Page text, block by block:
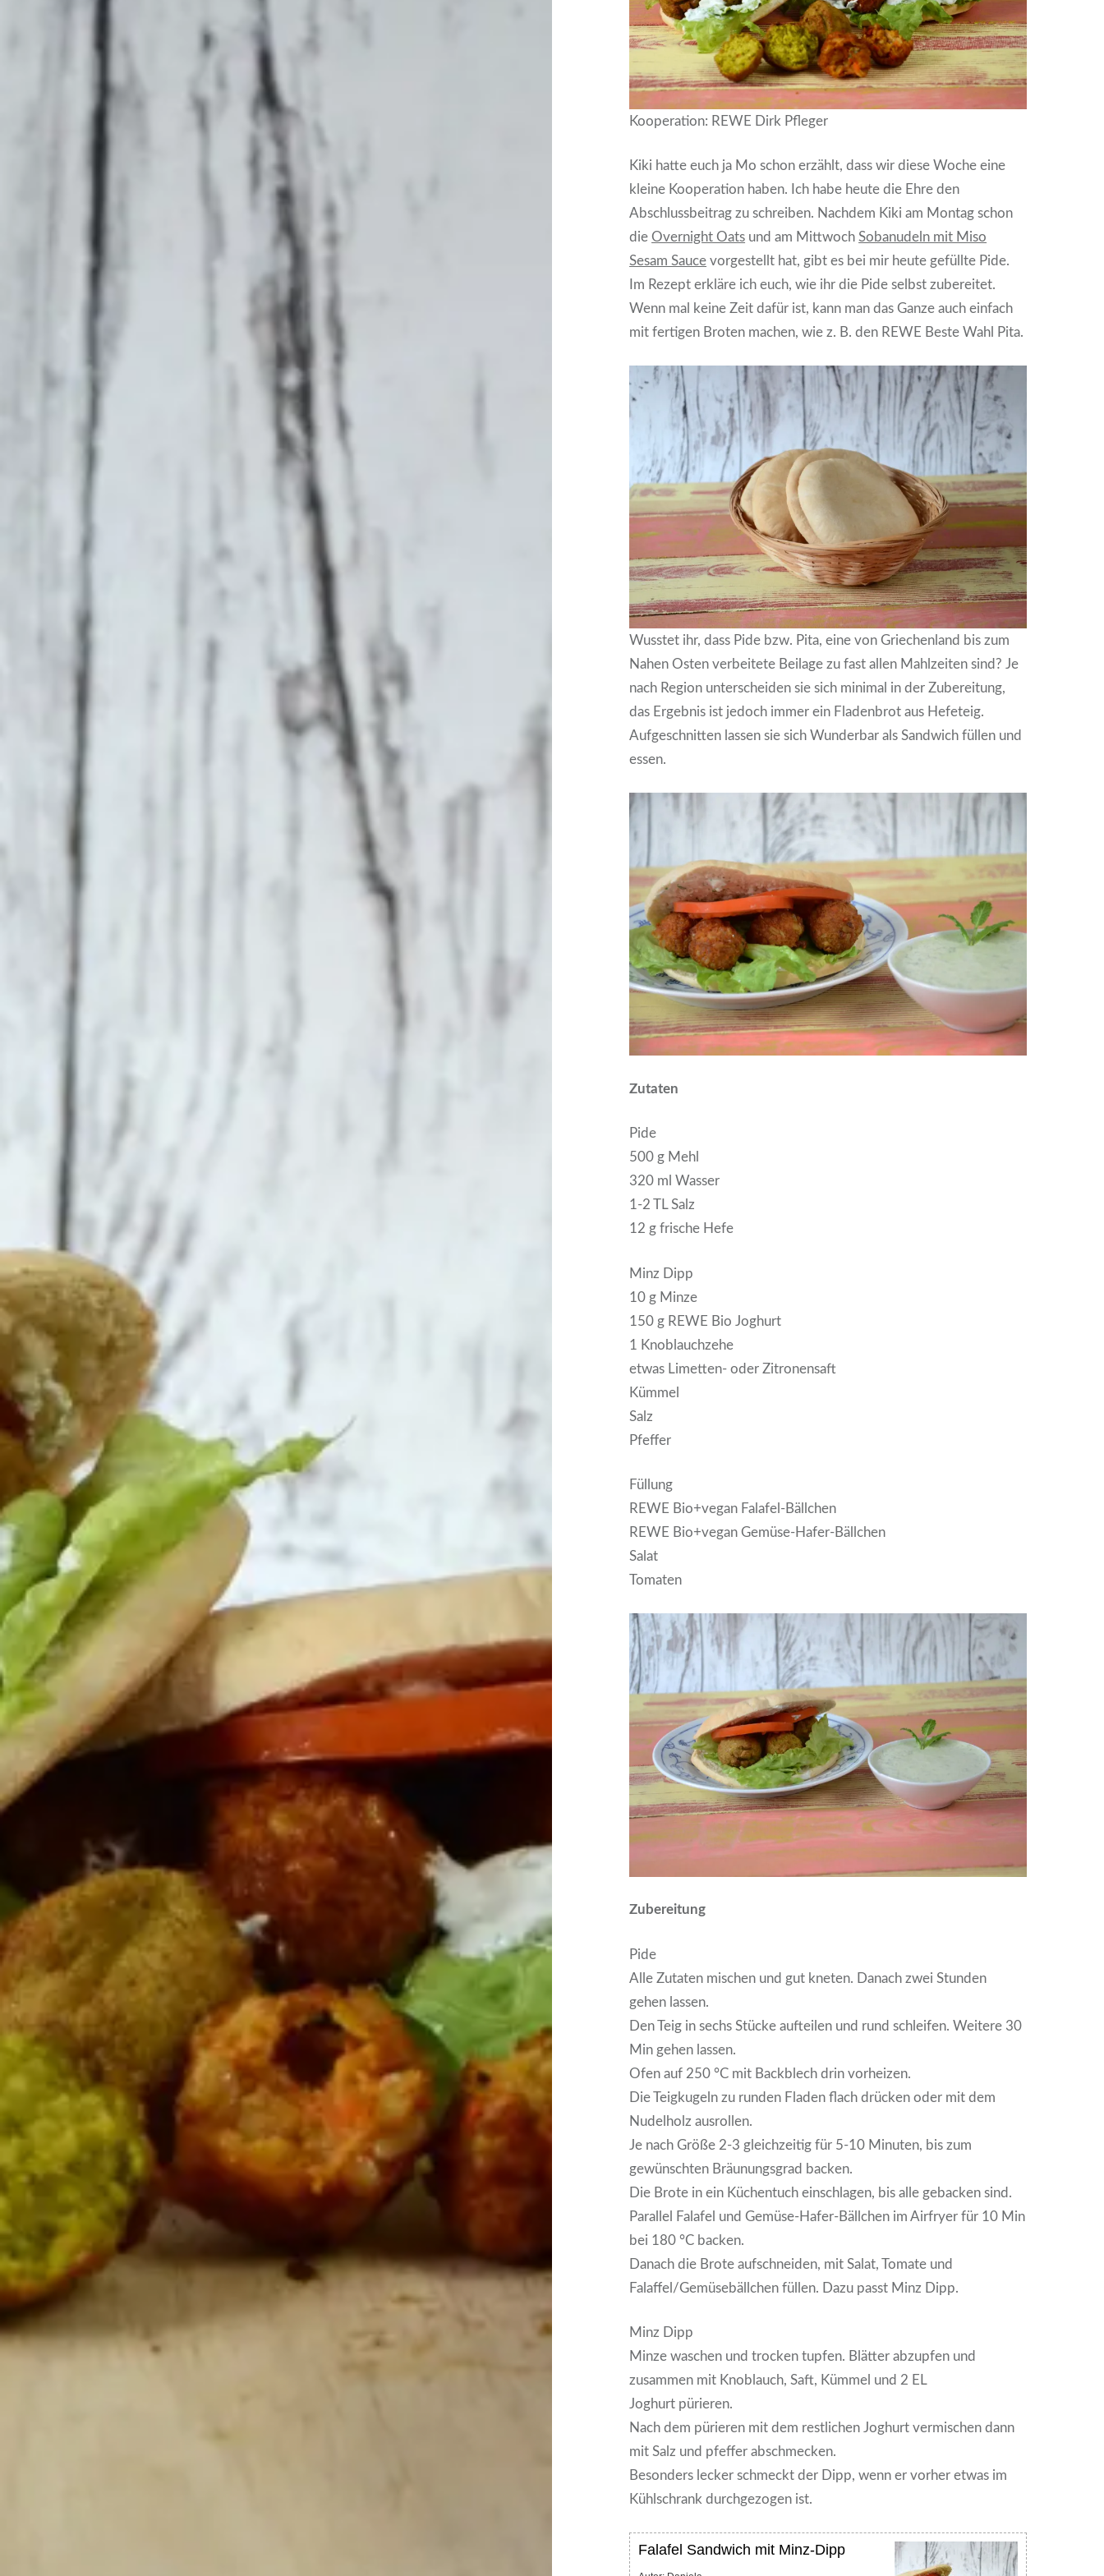
Kooperation: REWE Dirk Pfleger
Kiki hatte euch ja Mo schon erzählt, dass wir diese Woche eine
kleine Kooperation haben. Ich habe heute die Ehre den
Abschlussbeitrag zu schreiben. Nachdem Kiki am Montag schon
dieOvernight Oats und am MittwochSobanudeln mit Miso
Sesam Sauce vorgestellt hat, gibt es bei mir heute gefüllte Pide.
Im Rezept erkläre ich euch, wie ihr die Pide selbst zubereitet.
Wenn mal keine Zeit dafür ist, kann man das Ganze auch einfach
mit fertigen Broten machen, wie z. B. den REWE Beste Wahl Pita.
Wusstet ihr, dass Pide bzw. Pita, eine von Griechenland bis zum
Nahen Osten verbeitete Beilage zu fast allen Mahlzeiten sind? Je
nach Region unterscheiden sie sich minimal in der Zubereitung,
das Ergebnis ist jedoch immer ein Fladenbrot aus Hefeteig.
Aufgeschnitten lassen sie sich Wunderbar als Sandwich füllen und
essen.
Zutaten
Pide
500 g Mehl
320 ml Wasser
1-2 TL Salz
12 g frische Hefe
Minz Dipp
10 g Minze
150 g REWE Bio Joghurt
1 Knoblauchzehe
etwas Limetten- oder Zitronensaft
Kümmel
Salz
Pfeffer
Füllung
REWE Bio+vegan Falafel-Bällchen
REWE Bio+vegan Gemüse-Hafer-Bällchen
Salat
Tomaten
Zubereitung
Pide
Alle Zutaten mischen und gut kneten. Danach zwei Stunden
gehen lassen.
Den Teig in sechs Stücke aufteilen und rund schleifen. Weitere 30
Min gehen lassen.
Ofen auf 250 °C mit Backblech drin vorheizen.
Die Teigkugeln zu runden Fladen flach drücken oder mit dem
Nudelholz ausrollen.
Je nach Größe 2-3 gleichzeitig für 5-10 Minuten, bis zum
gewünschten Bräunungsgrad backen.
Die Brote in ein Küchentuch einschlagen, bis alle gebacken sind.
Parallel Falafel und Gemüse-Hafer-Bällchen im Airfryer für 10 Min
bei 180 °C backen.
Danach die Brote aufschneiden, mit Salat, Tomate und
Falaffel/Gemüsebällchen füllen. Dazu passt Minz Dipp.
Minz Dipp
Minze waschen und trocken tupfen. Blätter abzupfen und
zusammen mit Knoblauch, Saft, Kümmel und 2 EL
Joghurt pürieren.
Nach dem pürieren mit dem restlichen Joghurt vermischen dann
mit Salz und pfeffer abschmecken.
Besonders lecker schmeckt der Dipp, wenn er vorher etwas im
Kühlschrank durchgezogen ist.
Falafel Sandwich mit Minz-Dipp